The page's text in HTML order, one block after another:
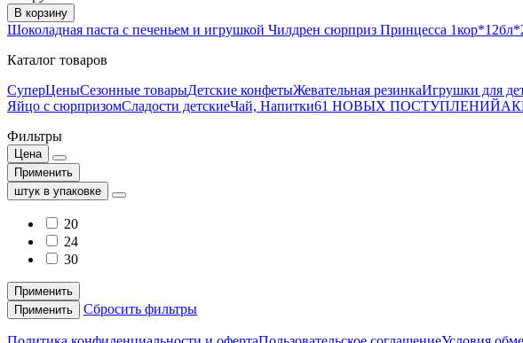
В корзину
Шоколадная паста с печеньем и игрушкой Чилдрен сюрприз Принцесса
Каталог товаров
СуперЦеныСезонные товарыДетские конфетыЖевательная резинкаИгрушки для
Яйцо с сюрпризомСладости детскиеЧай, Напитки61 НОВЫХ ПОСТУПЛЕНИЙ
Фильтры
Цена
Применить
штук в упаковке
20
24
30
Применить
Применить
Сбросить фильтры